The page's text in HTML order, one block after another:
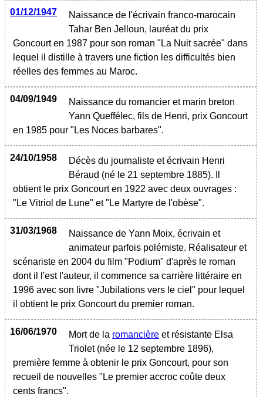
01/12/1947
Naissance de l'écrivain franco-marocain
Tahar Ben Jelloun, lauréat du prix
Goncourt en 1987 pour son roman "La Nuit sacrée" dans
lequel il distille à travers une fiction les difficultés bien
réelles des femmes au Maroc.
04/09/1949
Naissance du romancier et marin breton
Yann Queffélec, fils de Henri, prix Goncourt
en 1985 pour "Les Noces barbares".
24/10/1958
Décès du journaliste et écrivain Henri
Béraud (né le 21 septembre 1885). Il
obtient le prix Goncourt en 1922 avec deux ouvrages :
"Le Vitriol de Lune" et "Le Martyre de l'obèse".
31/03/1968
Naissance de Yann Moix, écrivain et
animateur parfois polémiste. Réalisateur et
scénariste en 2004 du film "Podium" d'après le roman
dont il l'est l'auteur, il commence sa carrière littéraire en
1996 avec son livre "Jubilations vers le ciel" pour lequel
il obtient le prix Goncourt du premier roman.
16/06/1970 Mort de la romancière et résistante Elsa
Triolet (née le 12 septembre 1896),
première femme à obtenir le prix Goncourt, pour son
recueil de nouvelles "Le premier accroc coûte deux
cents francs".